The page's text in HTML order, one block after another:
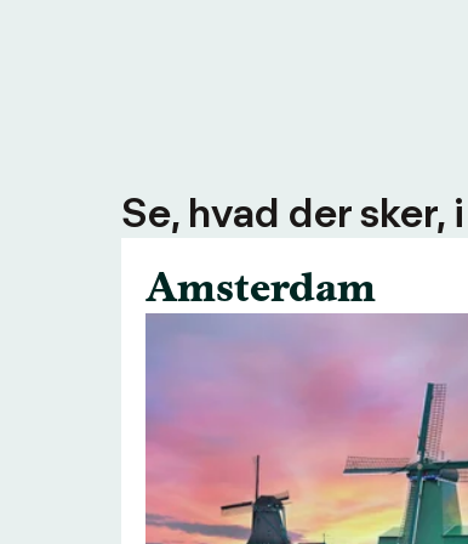
Se, hvad der
Amsterdam